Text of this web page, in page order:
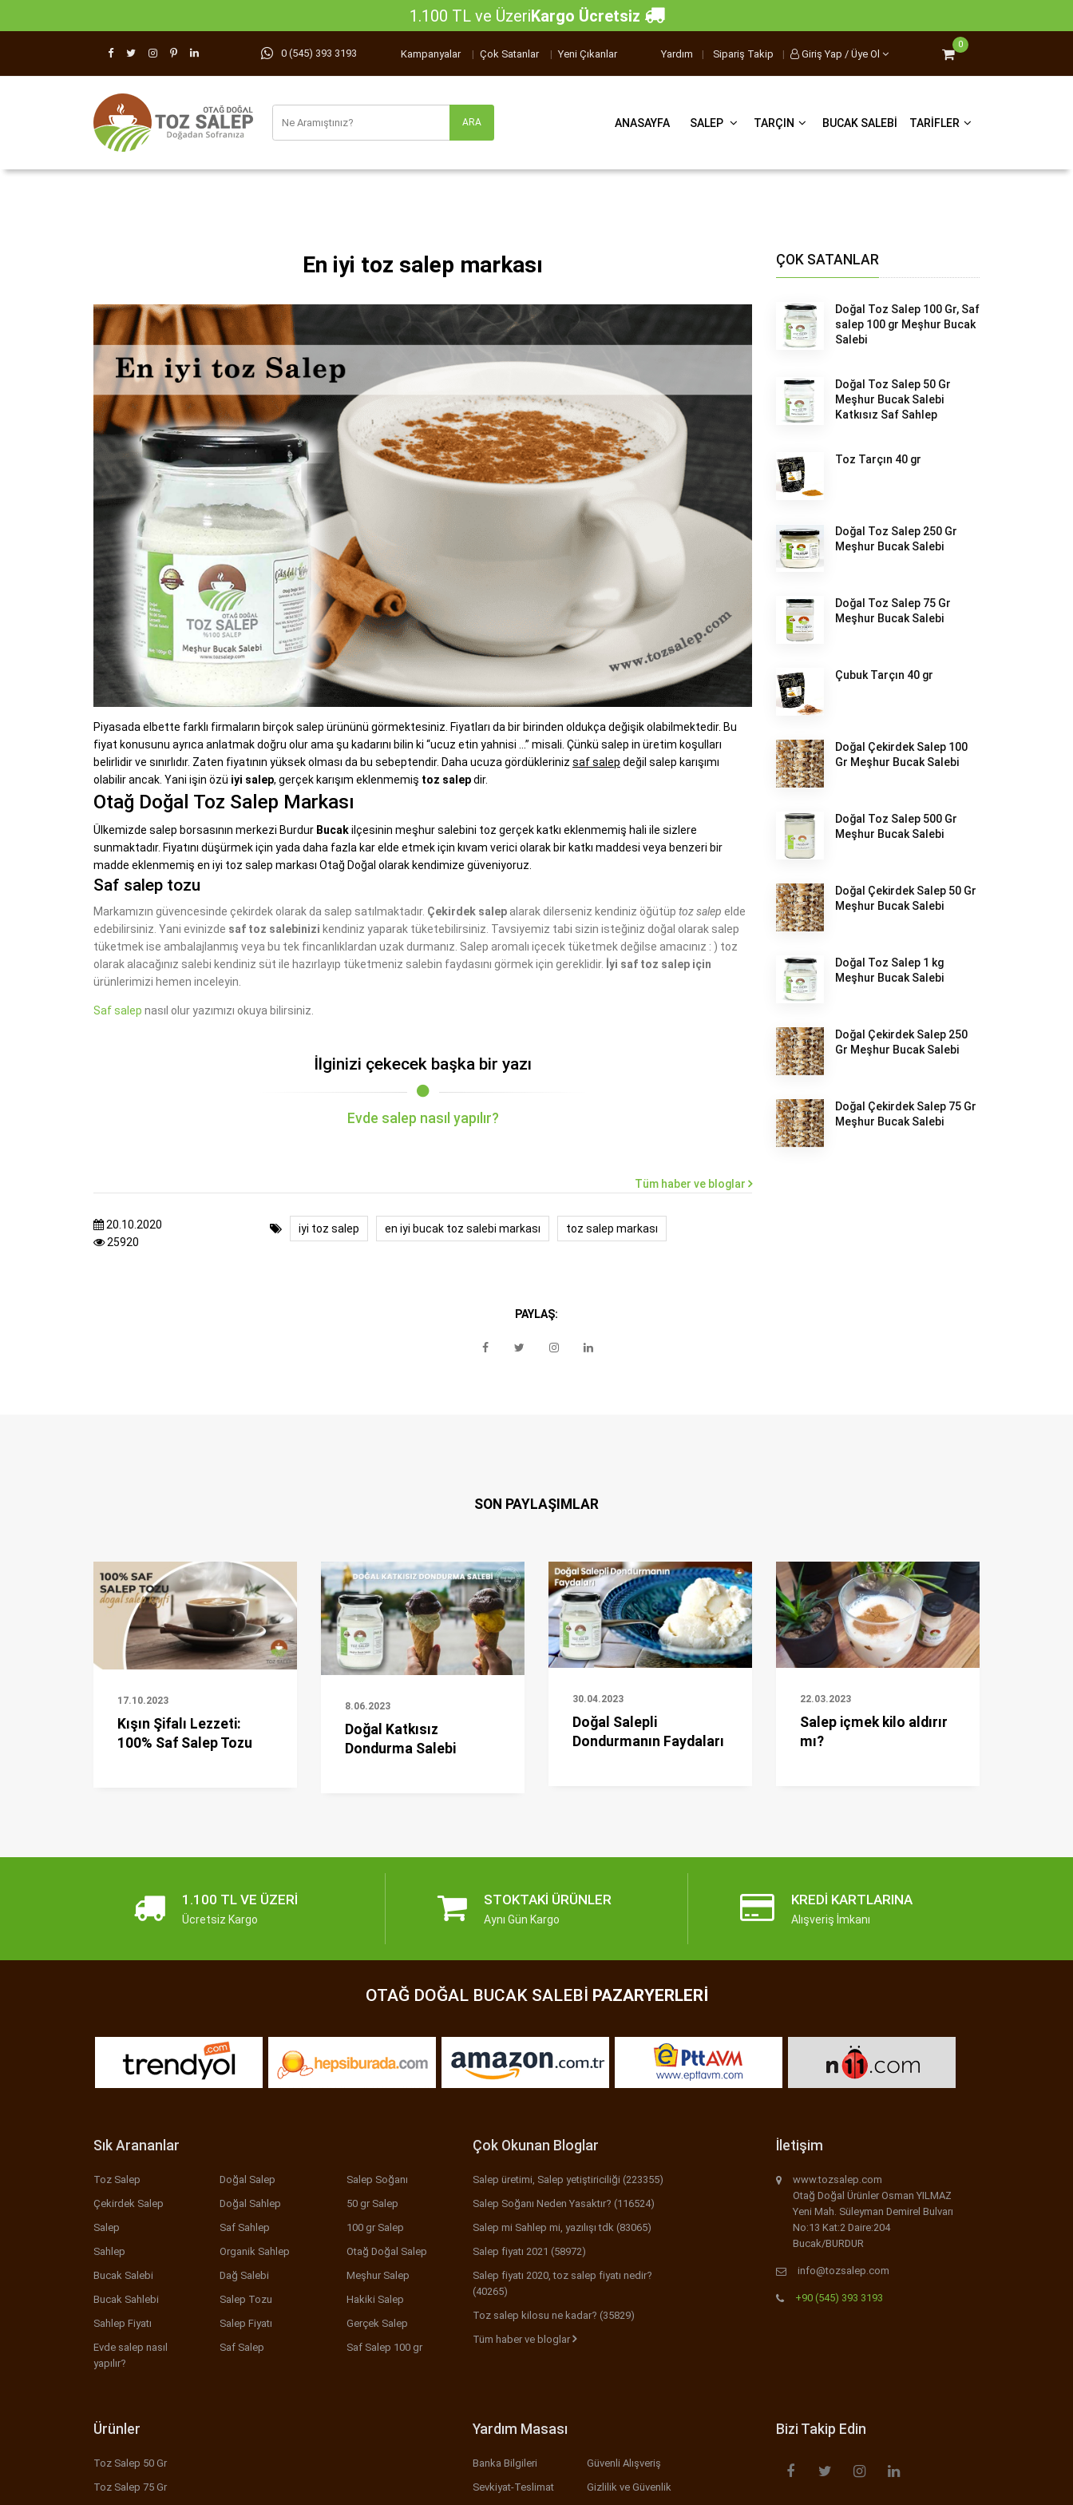
1.100 TL ve ÜzeriKargo Ücretsiz
0 (545) 393 3193 Kampanyalar | Çok Satanlar | Yeni Çıkanlar Yardım | Sipariş Takip | Giriş Yap / Üye Ol
0
ANASAYFA SALEP TARÇIN BUCAK SALEBI TARIFLER
En iyi toz salep markası
Piyasada elbette farklı firmaların birçok salep ürününü görmektesiniz. Fiyatları da bir birinden oldukça değişik olabilmektedir. Bu
fiyat konusunu ayrıca anlatmak doğru olur ama şu kadarını bilin ki “ucuz etin yahnisi …” misali. Çünkü salep in üretim koşulları
belirlidir ve sınırlıdır. Zaten fiyatının yüksek olması da bu sebeptendir. Daha ucuza gördükleriniz saf salep değil salep karışımı
olabilir ancak. Yani işin özü iyi salep, gerçek karışım eklenmemiş toz salepdir.
Otağ Doğal Toz Salep Markası
Ülkemizde salep borsasının merkezi Burdur Bucakilçesinin meşhur salebini toz gerçek katkı eklenmemiş hali ile sizlere
sunmaktadır. Fiyatını düşürmek için yada daha fazla kar elde etmek için kıvam verici olarak bir katkı maddesi veya benzeri bir
madde eklenmemiş en iyi toz salep markası Otağ Doğal olarak kendimize güveniyoruz.
Saf salep tozu
Markamızın güvencesinde çekirdek olarak da salep satılmaktadır. Çekirdek salep alarak dilerseniz kendiniz öğütüp toz salep elde
edebilirsiniz. Yani evinizde saf toz salebinizi kendiniz yaparak tüketebilirsiniz. Tavsiyemiz tabi sizin isteğiniz doğal olarak salep
tüketmek ise ambalajlanmış veya bu tek fincanlıklardan uzak durmanız. Salep aromalı içecek tüketmek değilse amacınız : ) toz
olarak alacağınız salebi kendiniz süt ile hazırlayıp tüketmeniz salebin faydasını görmek için gereklidir. İyi saf toz salep için
ürünlerimizi hemen inceleyin.
Saf salep nasıl olur yazımızı okuya bilirsiniz.
İlginizi çekecek başka bir yazı
Evde salep nasıl yapılır?
Tüm haber ve bloglar
20.10.2020
25920
iyi toz salep en iyi bucak toz salebi markası toz salep markası
ÇOK SATANLAR
Doğal Toz Salep 100 Gr, Saf
salep 100 gr Meşhur Bucak
Salebi
Doğal Toz Salep 50 Gr
Meşhur Bucak Salebi
Katkısız Saf Sahlep
Toz Tarçın 40 gr
Doğal Toz Salep 250 Gr
Meşhur Bucak Salebi
Doğal Toz Salep 75 Gr
Meşhur Bucak Salebi
Çubuk Tarçın 40 gr
Doğal Çekirdek Salep 100
Gr Meşhur Bucak Salebi
Doğal Toz Salep 500 Gr
Meşhur Bucak Salebi
Doğal Çekirdek Salep 50 Gr
Meşhur Bucak Salebi
Doğal Toz Salep 1 kg
Meşhur Bucak Salebi
Doğal Çekirdek Salep 250
Gr Meşhur Bucak Salebi
Doğal Çekirdek Salep 75 Gr
Meşhur Bucak Salebi
PAYLAŞ:
SON PAYLAŞIMLAR
17.10.2023
Kışın Şifalı Lezzeti:
100% Saf Salep Tozu
8.06.2023
Doğal Katkısız
Dondurma Salebi
30.04.2023
Doğal Salepli
Dondurmanın Faydaları
22.03.2023
Salep içmek kilo aldırır
mı?
1.100 TL VE ÜZERI
Ücretsiz Kargo
STOKTAKI ÜRÜNLER
Aynı Gün Kargo
KREDI KARTLARINA
Alışveriş İmkanı
OTAĞ DOĞAL BUCAK SALEBI PAZARYERLERI
Sık Arananlar
Toz Salep
Çekirdek Salep
Salep
Sahlep
Bucak Salebi
Bucak Sahlebi
Sahlep Fiyatı
Evde salep nasıl
yapılır?
Doğal Salep
Doğal Sahlep
Saf Sahlep
Organik Sahlep
Dağ Salebi
Salep Tozu
Salep Fiyatı
Saf Salep
Salep Soğanı
50 gr Salep
100 gr Salep
Otağ Doğal Salep
Meşhur Salep
Hakiki Salep
Gerçek Salep
Saf Salep 100 gr
Çok Okunan Bloglar
Salep üretimi, Salep yetiştiriciliği (223355)
Salep Soğanı Neden Yasaktır? (116524)
Salep mi Sahlep mi, yazılışı tdk (83065)
Salep fiyatı 2021 (58972)
Salep fiyatı 2020, toz salep fiyatı nedir?
(40265)
Toz salep kilosu ne kadar? (35829)
Tüm haber ve bloglar
İletişim
www.tozsalep.com
Otağ Doğal Ürünler Osman YILMAZ
Yeni Mah. Süleyman Demirel Bulvarı
No:13 Kat:2 Daire:204
Bucak/BURDUR
info@tozsalep.com
+90 (545) 393 3193
Ürünler
Toz Salep 50 Gr
Toz Salep 75 Gr
Yardım Masası
Banka Bilgileri
Sevkiyat-Teslimat
Güvenli Alışveriş
Gizlilik ve Güvenlik
Bizi Takip Edin